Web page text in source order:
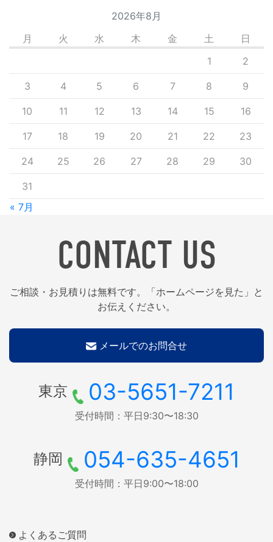
2026年8月
月
火 水 木 金 土 日
« 7月
1 2
3 4 5 6 7 8 9
10 11 12 13 14 15 16
17 18 19 20 21 22 23
24 25 26 27 28 29 30
31
CONTACT US
ご相談・お見積りは無料です。「ホームページを見た」と
お伝えください。
メールでのお問合せ
東京 03-5651-7211
受付時間：平日9:30〜18:30
静岡 054-635-4651
受付時間：平日9:00〜18:00
よくあるご質問